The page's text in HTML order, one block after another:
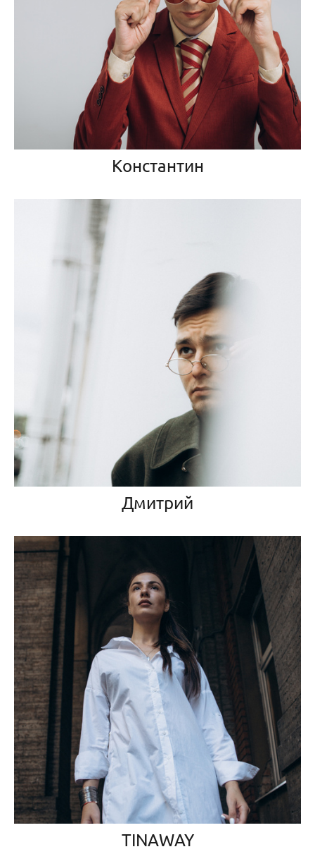
Константин
Дмитрий
TINAWAY